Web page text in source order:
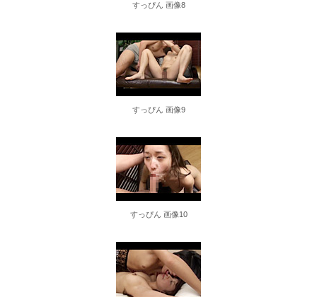
アラサー喪女の暴走オーガズム
Powered by livedoor 相互RSS
すっぴん 画像8
すっぴん 画像9
すっぴん 画像10